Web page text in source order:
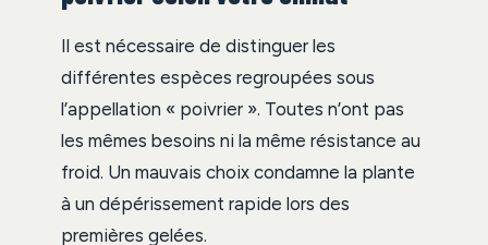
Il est nécessaire de distinguer les
différentes espèces regroupées sous
l’appellation « poivrier ». Toutes n’ont pas
les mêmes besoins ni la même résistance au
froid. Un mauvais choix condamne la plante
à un dépérissement rapide lors des
premières gelées.